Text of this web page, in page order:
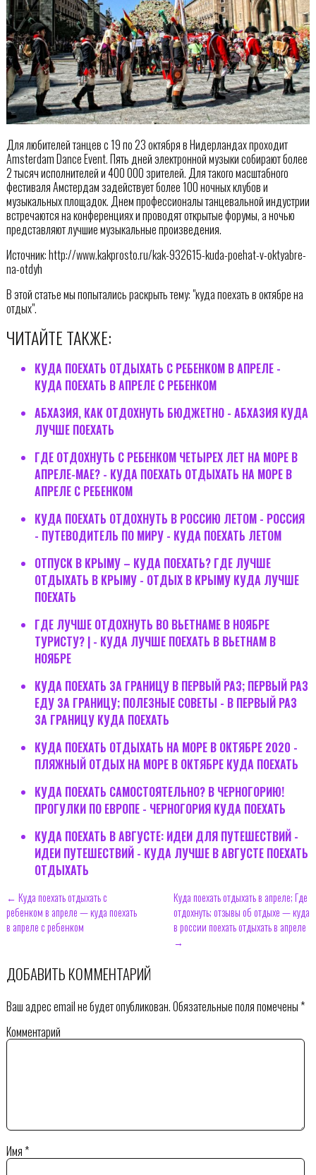
Для любителей танцев с 19 по 23 октября в Нидерландах проходит
Amsterdam Dance Event. Пять дней электронной музыки собирают более
2 тысяч исполнителей и 400 000 зрителей. Для такого масштабного
фестиваля Амстердам задействует более 100 ночных клубов и
музыкальных площадок. Днем профессионалы танцевальной индустрии
встречаются на конференциях и проводят открытые форумы, а ночью
представляют лучшие музыкальные произведения.
Источник: http://www.kakprosto.ru/kak-932615-kuda-poehat-v-oktyabre-
na-otdyh
В этой статье мы попытались раскрыть тему: "куда поехать в октябре на
отдых".
ЧИТАЙТЕ ТАКЖЕ:
КУДА ПОЕХАТЬ ОТДЫХАТЬ С РЕБЕНКОМ В АПРЕЛЕ -
КУДА ПОЕХАТЬ В АПРЕЛЕ С РЕБЕНКОМ
АБХАЗИЯ, КАК ОТДОХНУТЬ БЮДЖЕТНО - АБХАЗИЯ КУДА
ЛУЧШЕ ПОЕХАТЬ
ГДЕ ОТДОХНУТЬ С РЕБЕНКОМ ЧЕТЫРЕХ ЛЕТ НА МОРЕ В
АПРЕЛЕ-МАЕ? - КУДА ПОЕХАТЬ ОТДЫХАТЬ НА МОРЕ В
АПРЕЛЕ С РЕБЕНКОМ
КУДА ПОЕХАТЬ ОТДОХНУТЬ В РОССИЮ ЛЕТОМ - РОССИЯ
- ПУТЕВОДИТЕЛЬ ПО МИРУ - КУДА ПОЕХАТЬ ЛЕТОМ
ОТПУСК В КРЫМУ – КУДА ПОЕХАТЬ? ГДЕ ЛУЧШЕ
ОТДЫХАТЬ В КРЫМУ - ОТДЫХ В КРЫМУ КУДА ЛУЧШЕ
ПОЕХАТЬ
ГДЕ ЛУЧШЕ ОТДОХНУТЬ ВО ВЬЕТНАМЕ В НОЯБРЕ
ТУРИСТУ? | - КУДА ЛУЧШЕ ПОЕХАТЬ В ВЬЕТНАМ В
НОЯБРЕ
КУДА ПОЕХАТЬ ЗА ГРАНИЦУ В ПЕРВЫЙ РАЗ; ПЕРВЫЙ РАЗ
ЕДУ ЗА ГРАНИЦУ; ПОЛЕЗНЫЕ СОВЕТЫ - В ПЕРВЫЙ РАЗ
ЗА ГРАНИЦУ КУДА ПОЕХАТЬ
КУДА ПОЕХАТЬ ОТДЫХАТЬ НА МОРЕ В ОКТЯБРЕ 2020 -
ПЛЯЖНЫЙ ОТДЫХ НА МОРЕ В ОКТЯБРЕ КУДА ПОЕХАТЬ
КУДА ПОЕХАТЬ САМОСТОЯТЕЛЬНО? В ЧЕРНОГОРИЮ!
ПРОГУЛКИ ПО ЕВРОПЕ - ЧЕРНОГОРИЯ КУДА ПОЕХАТЬ
КУДА ПОЕХАТЬ В АВГУСТЕ: ИДЕИ ДЛЯ ПУТЕШЕСТВИЙ -
ИДЕИ ПУТЕШЕСТВИЙ - КУДА ЛУЧШЕ В АВГУСТЕ ПОЕХАТЬ
ОТДЫХАТЬ
← Куда поехать отдыхать с
ребенком в апреле — куда поехать
в апреле с ребенком
Куда поехать отдыхать в апреле; Где
отдохнуть; отзывы об отдыхе — куда
в россии поехать отдыхать в апреле
→
ДОБАВИТЬ КОММЕНТАРИЙ
Ваш адрес email не будет опубликован.Обязательные поля помечены*
Комментарий
Имя*